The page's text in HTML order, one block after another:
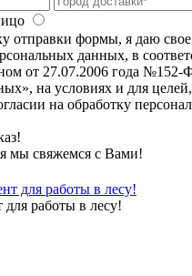
отправки формы, я даю свое
данных, в
от 27.07.2006 года №152-
на условиях и для целей,
на обработку
мы свяжемся с Вами!
работы в лесу!